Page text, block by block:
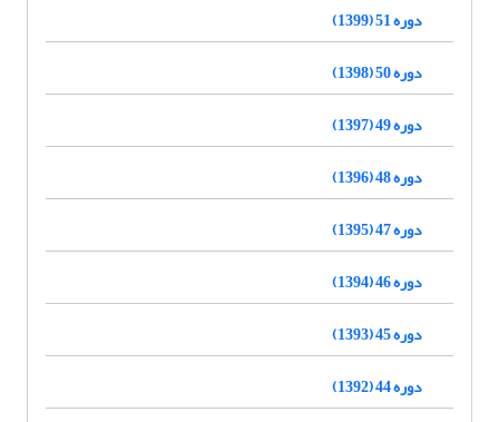
دوره 51 (1399)
دوره 50 (1398)
دوره 49 (1397)
دوره 48 (1396)
دوره 47 (1395)
دوره 46 (1394)
دوره 45 (1393)
دوره 44 (1392)